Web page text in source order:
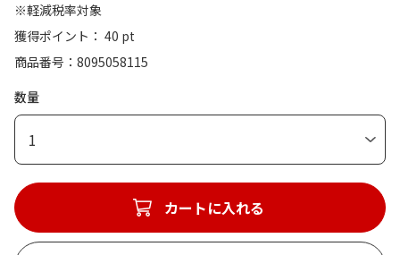
※軽減税率対象
獲得ポイント： 40 pt
商品番号
8095058115
数量
1
カートに入れる